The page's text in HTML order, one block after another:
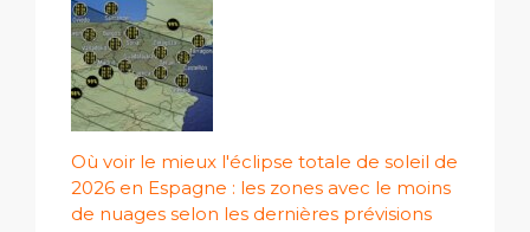
Où voir le mieux l'éclipse totale de soleil de
2026 en Espagne : les zones avec le moins
de nuages ​​selon les dernières prévisions